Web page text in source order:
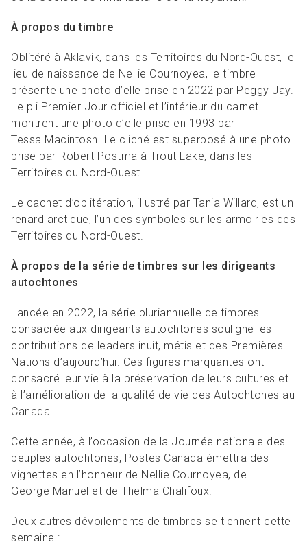
À propos du timbre
Oblitéré à Aklavik, dans les Territoires du Nord-Ouest, le
lieu de naissance de Nellie Cournoyea, le timbre
présente une photo d’elle prise en 2022 par Peggy Jay.
Le pli Premier Jour officiel et l’intérieur du carnet
montrent une photo d’elle prise en 1993 par
Tessa Macintosh. Le cliché est superposé à une photo
prise par Robert Postma à Trout Lake, dans les
Territoires du Nord-Ouest.
Le cachet d’oblitération, illustré par Tania Willard, est un
renard arctique, l’un des symboles sur les armoiries des
Territoires du Nord-Ouest.
À propos de la série de timbres sur les dirigeants
autochtones
Lancée en 2022, la série pluriannuelle de timbres
consacrée aux dirigeants autochtones souligne les
contributions de leaders inuit, métis et des Premières
Nations d’aujourd’hui. Ces figures marquantes ont
consacré leur vie à la préservation de leurs cultures et
à l’amélioration de la qualité de vie des Autochtones au
Canada.
Cette année, à l’occasion de la Journée nationale des
peuples autochtones, Postes Canada émettra des
vignettes en l’honneur de Nellie Cournoyea, de
George Manuel et de Thelma Chalifoux.
Deux autres dévoilements de timbres se tiennent cette
semaine :